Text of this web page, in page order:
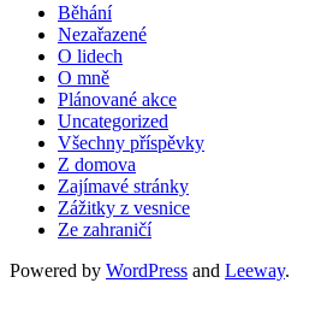
Běhání
Nezařazené
O lidech
O mně
Plánované akce
Uncategorized
Všechny příspěvky
Z domova
Zajímavé stránky
Zážitky z vesnice
Ze zahraničí
Powered by WordPress and Leeway.